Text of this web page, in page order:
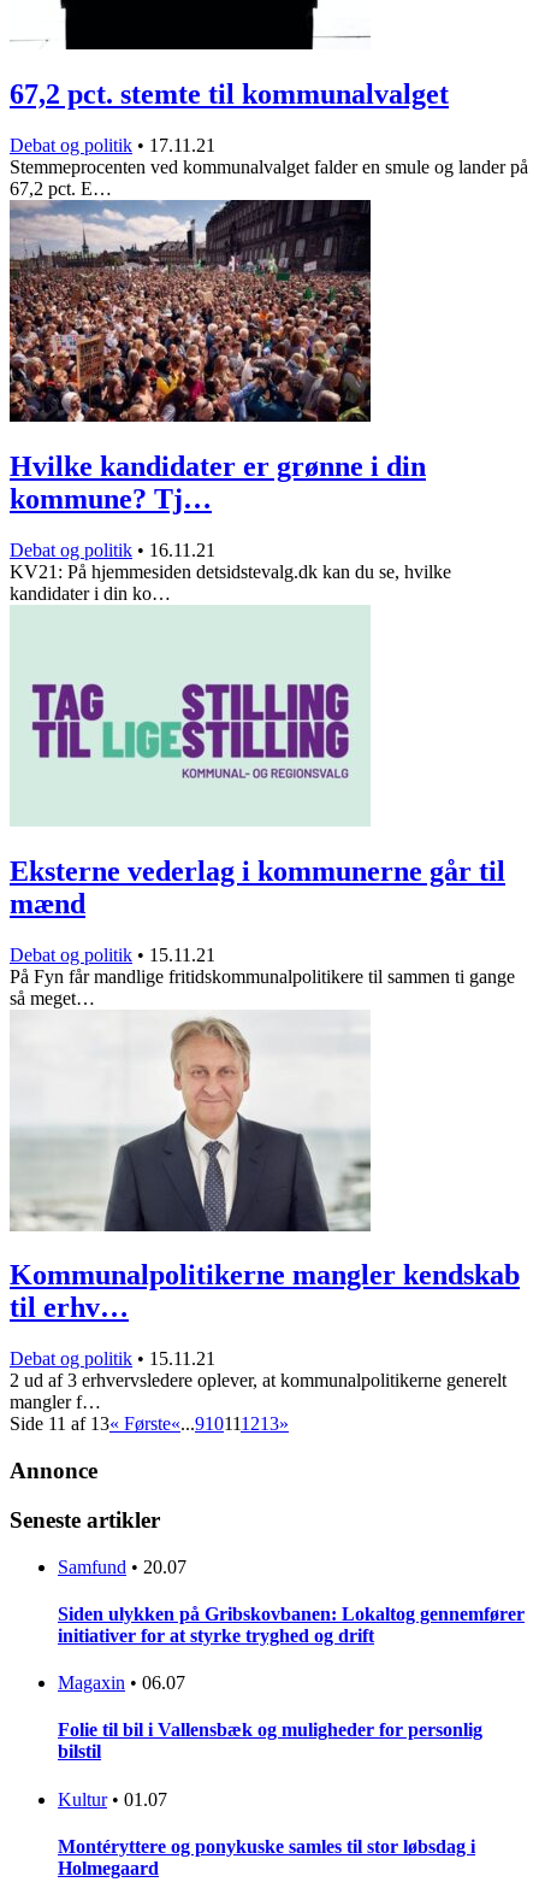
67,2 pct. stemte til kommunalvalget
Debat og politik • 17.11.21
Stemmeprocenten ved kommunalvalget falder en smule og lander på
67,2 pct. E…
Hvilke kandidater er grønne i din
kommune? Tj…
Debat og politik • 16.11.21
KV21: På hjemmesiden detsidstevalg.dk kan du se, hvilke
kandidater i din ko…
Eksterne vederlag i kommunerne går til
mænd
Debat og politik • 15.11.21
På Fyn får mandlige fritidskommunalpolitikere til sammen ti gange
så meget…
Kommunalpolitikerne mangler kendskab
til erhv…
Debat og politik • 15.11.21
2 ud af 3 erhvervsledere oplever, at kommunalpolitikerne generelt
mangler f…
Side 11 af 13« Første«...910111213»
Annonce
Seneste artikler
Samfund • 20.07
Siden ulykken på Gribskovbanen: Lokaltog gennemfører
initiativer for at styrke tryghed og drift
Magaxin • 06.07
Folie til bil i Vallensbæk og muligheder for personlig
bilstil
Kultur • 01.07
Montéryttere og ponykuske samles til stor løbsdag i
Holmegaard